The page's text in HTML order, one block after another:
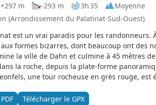
+297 m -293 m 3h 35
Moyenne
(Arrondissement du Palatinat-Sud-Ouest)
est un vrai paradis pour les randonneurs.
formes bizarres, dont beaucoup ont des
la ville de Dahn et culmine à 45 mètres
la roche, depuis la plate-forme
une tour rocheuse en grès rouge,
Télécharger le GPX